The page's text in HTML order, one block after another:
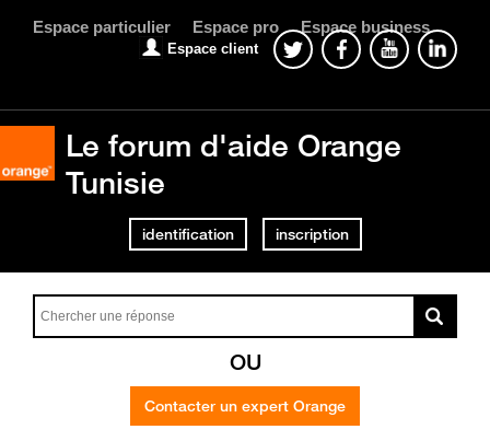
Espace particulier Espace pro Espace business
Espace client
Le forum d'aide Orange
Tunisie
identification inscription
OU
Contacter un expert Orange